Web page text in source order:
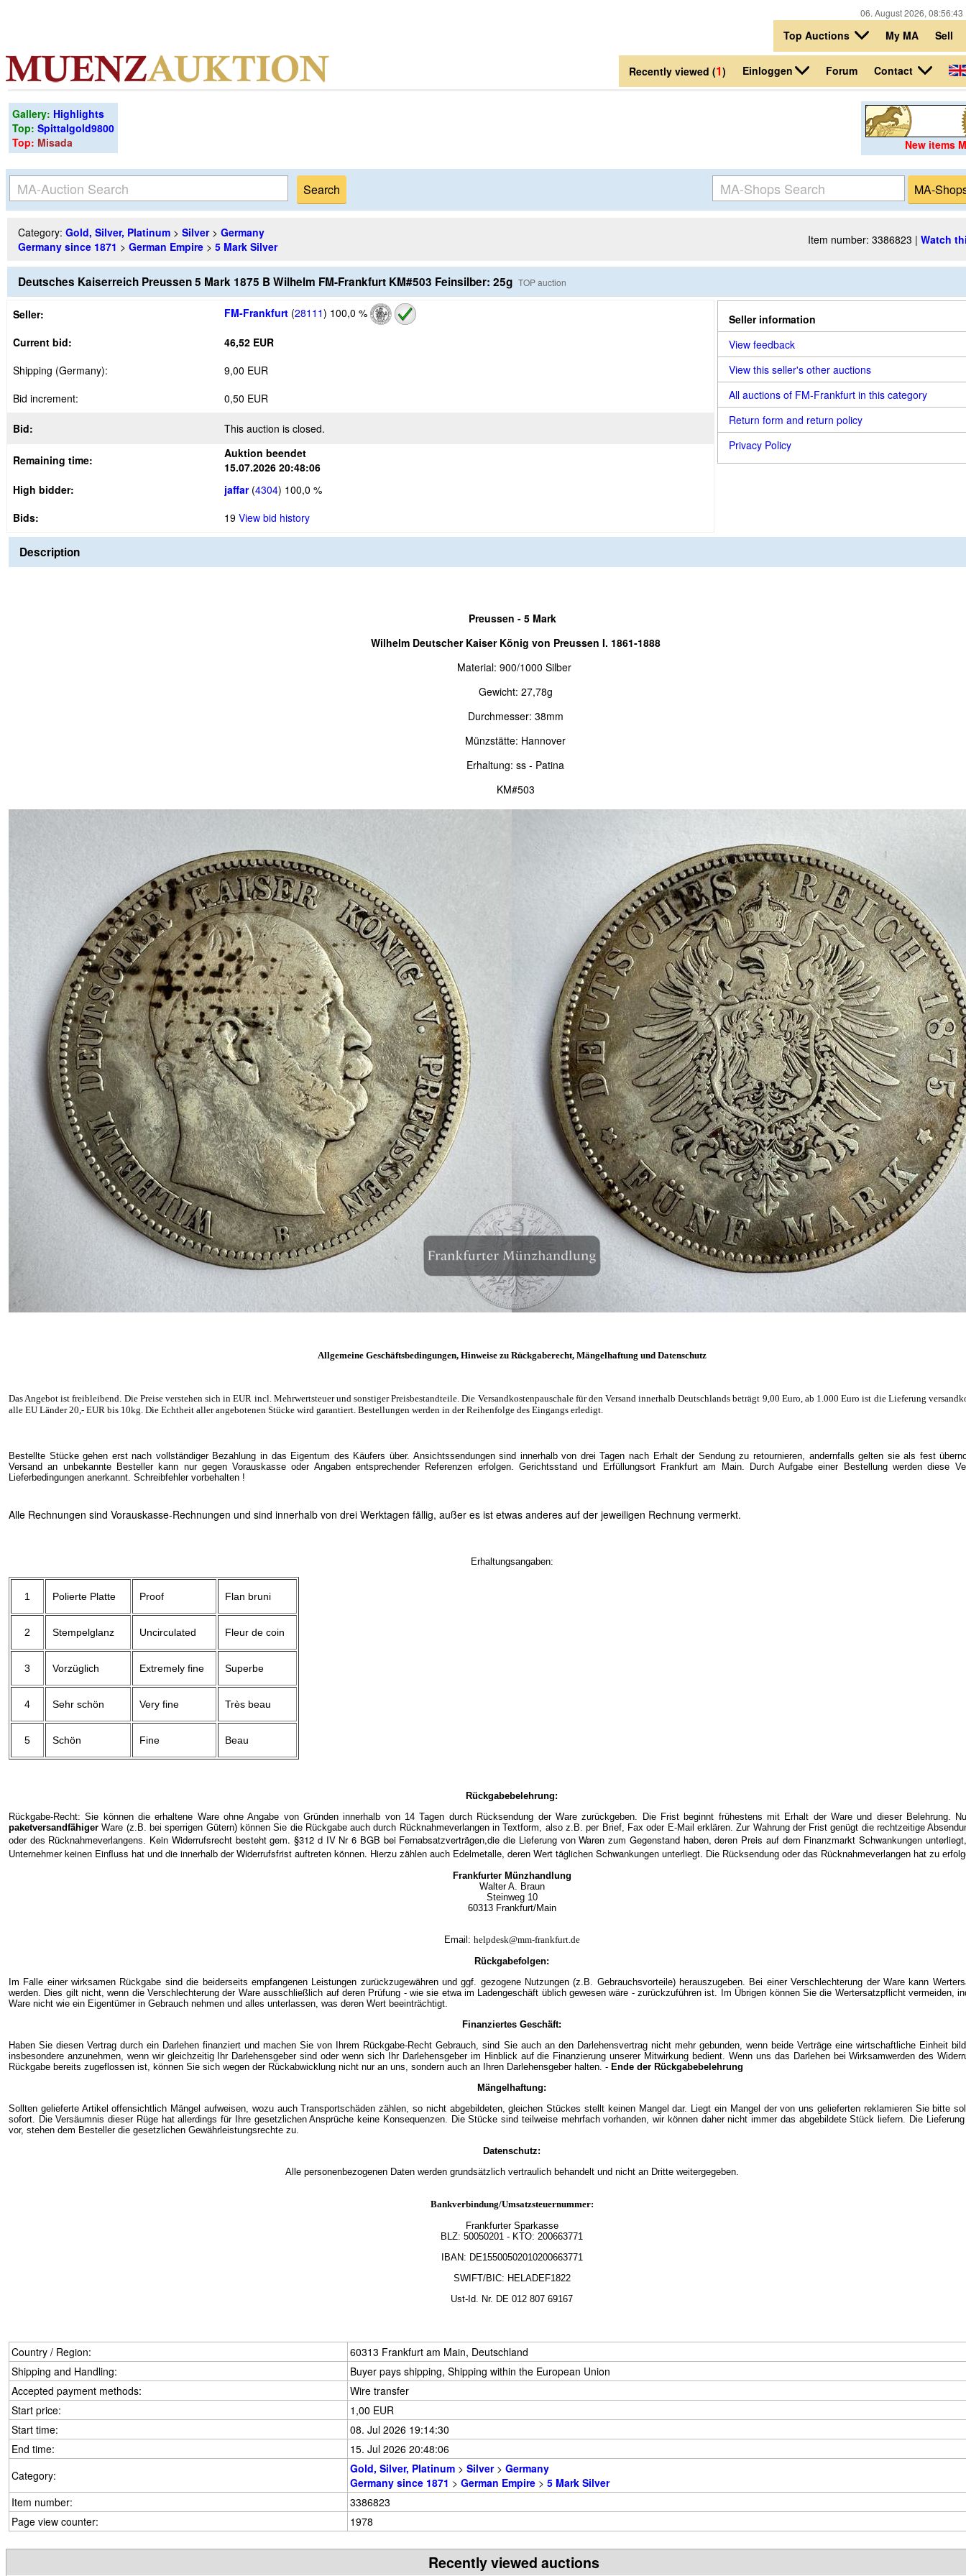
06. August 2026,
Top Auctions My MA Sell
Recently viewed (1) Einloggen Forum Contact
Gallery: Highlights
Top: Spittalgold9800
Top: Misada New items
Category: Gold, Silver, Platinum > Silver> Germany
Germany since 1871 > German Empire > 5 Mark Silver Item number: 3386823 | Watch
Deutsches Kaiserreich Preussen 5 Mark 1875 B Wilhelm FM-Frankfurt KM#503 Feinsilber: 25g TOP auction
Seller: FM-Frankfurt (28111) 100,0 %
Current bid:
46,52 EUR
Shipping (Germany):
9,00 EUR
Bid increment:
0,50 EUR
Bid: This auction is closed.
Remaining time:
Auktion beendet
15.07.2026 20:48:06
High bidder:
jaffar(4304) 100,0 %
Bids:
19 View bid history
Seller information
View feedback
View this seller's other auctions
All auctions of FM-Frankfurt in this category
Return form and return policy
Privacy Policy
Description
Preussen - 5 Mark
Wilhelm Deutscher Kaiser König von Preussen I. 1861-1888
Material: 900/1000 Silber
Gewicht: 27,78g
Durchmesser: 38mm
Münzstätte: Hannover
Erhaltung: ss - Patina
KM#503
Allgemeine Geschäftsbedingungen, Hinweise zu Rückgaberecht, Mängelhaftung und Datenschutz
Das Angebot ist freibleibend. Die Preise verstehen sich in EUR incl. Mehrwertsteuer und sonstiger Preisbestandteile. Die Versandkostenpauschale für den Versand innerhalb Deutschlands beträgt 9,00 Euro, ab 1.000 Euro ist die Lieferung
alle EU Länder 20,- EUR bis 10kg. Die Echtheit aller angebotenen Stücke wird garantiert. Bestellungen werden in der Reihenfolge des Eingangs erledigt.
Bestellte Stücke gehen erst nach vollständiger Bezahlung in das Eigentum des Käufers über. Ansichtssendungen sind innerhalb von drei Tagen nach Erhalt der Sendung zu retournieren, andernfalls gelten sie als fest
Versand an unbekannte Besteller kann nur gegen Vorauskasse oder Angaben entsprechender Referenzen erfolgen. Gerichtsstand und Erfüllungsort Frankfurt am Main. Durch Aufgabe einer Bestellung werden diese
Lieferbedingungen anerkannt. Schreibfehler vorbehalten !
Alle Rechnungen sind Vorauskasse-Rechnungen und sind innerhalb von drei Werktagen fällig, außer es ist etwas anderes auf der jeweiligen Rechnung vermerkt.
Erhaltungsangaben:
1 Polierte Platte Proof Flan bruni
2 Stempelglanz Uncirculated Fleur de coin
3 Vorzüglich Extremely fine Superbe
4 Sehr schön Very fine Très beau
5 Schön Fine Beau
Rückgabebelehrung:
Rückgabe-Recht: Sie können die erhaltene Ware ohne Angabe von Gründen innerhalb von 14 Tagen durch Rücksendung der Ware zurückgeben. Die Frist beginnt frühestens mit Erhalt der Ware und dieser Belehrung.
paketversandfähiger Ware (z.B. bei sperrigen Gütern) können Sie die Rückgabe auch durch Rücknahmeverlangen in Textform, also z.B. per Brief, Fax oder E-Mail erklären. Zur Wahrung der Frist genügt die rechtzeitige
oder des Rücknahmeverlangens. Kein Widerrufsrecht besteht gem. §312 d IV Nr 6 BGB bei Fernabsatzverträgen,die die Lieferung von Waren zum Gegenstand haben, deren Preis auf dem Finanzmarkt Schwankungen
Unternehmer keinen Einfluss hat und die innerhalb der Widerrufsfrist auftreten können. Hierzu zählen auch Edelmetalle, deren Wert täglichen Schwankungen unterliegt. Die Rücksendung oder das Rücknahmeverlangen hat zu
Frankfurter Münzhandlung
Walter A. Braun
Steinweg 10
60313 Frankfurt/Main
Email: helpdesk@mm-frankfurt.de
Rückgabefolgen:
Im Falle einer wirksamen Rückgabe sind die beiderseits empfangenen Leistungen zurückzugewähren und ggf. gezogene Nutzungen (z.B. Gebrauchsvorteile) herauszugeben. Bei einer Verschlechterung der Ware kann
werden. Dies gilt nicht, wenn die Verschlechterung der Ware ausschließlich auf deren Prüfung - wie sie etwa im Ladengeschäft üblich gewesen wäre - zurückzuführen ist. Im Übrigen können Sie die Wertersatzpflicht vermeiden,
Ware nicht wie ein Eigentümer in Gebrauch nehmen und alles unterlassen, was deren Wert beeinträchtigt.
Finanziertes Geschäft:
Haben Sie diesen Vertrag durch ein Darlehen finanziert und machen Sie von Ihrem Rückgabe-Recht Gebrauch, sind Sie auch an den Darlehensvertrag nicht mehr gebunden, wenn beide Verträge eine wirtschaftliche Einheit
insbesondere anzunehmen, wenn wir gleichzeitig Ihr Darlehensgeber sind oder wenn sich Ihr Darlehensgeber im Hinblick auf die Finanzierung unserer Mitwirkung bedient. Wenn uns das Darlehen bei Wirksamwerden des
Rückgabe bereits zugeflossen ist, können Sie sich wegen der Rückabwicklung nicht nur an uns, sondern auch an Ihren Darlehensgeber halten. - Ende der Rückgabebelehrung
Mängelhaftung:
Sollten gelieferte Artikel offensichtlich Mängel aufweisen, wozu auch Transportschäden zählen, so nicht abgebildeten, gleichen Stückes stellt keinen Mangel dar. Liegt ein Mangel der von uns gelieferten reklamieren Sie bitte
sofort. Die Versäumnis dieser Rüge hat allerdings für Ihre gesetzlichen Ansprüche keine Konsequenzen. Die Stücke sind teilweise mehrfach vorhanden, wir können daher nicht immer das abgebildete Stück liefern. Die
vor, stehen dem Besteller die gesetzlichen Gewährleistungsrechte zu.
Datenschutz:
Alle personenbezogenen Daten werden grundsätzlich vertraulich behandelt und nicht an Dritte weitergegeben.
Bankverbindung/Umsatzsteuernummer:
Frankfurter Sparkasse
BLZ: 50050201 - KTO: 200663771
IBAN: DE15500502010200663771
SWIFT/BIC: HELADEF1822
Ust-Id. Nr. DE 012 807 69167
Country / Region:
60313 Frankfurt am Main, Deutschland
Shipping and Handling:
Buyer pays shipping, Shipping within the European Union
Accepted payment methods:
Wire transfer
Start price:
1,00 EUR
Start time:
08. Jul 2026 19:14:30
End time:
15. Jul 2026 20:48:06
Category:
Gold, Silver, Platinum > Silver> Germany
Germany since 1871 > German Empire > 5 Mark Silver
Item number:
3386823
Page view counter:
1978
Recently viewed auctions